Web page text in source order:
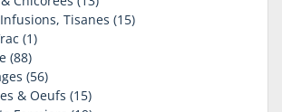
Tisanes (15)
(1)
(88)
(56)
& Oeufs (15)